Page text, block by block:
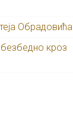
Обрадовића
кроз